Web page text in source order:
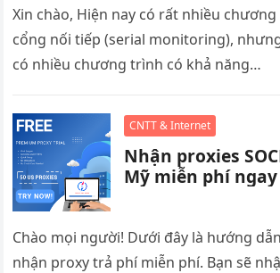
Xin chào, Hiện nay có rất nhiều
cổng nối tiếp (serial monitoring),
có nhiều chương trình có khả năng…
CNTT & Internet
Nhận proxies
Mỹ miễn phí
Chào mọi người! Dưới đây là hướng
nhận proxy trả phí miễn phí. Bạn sẽ